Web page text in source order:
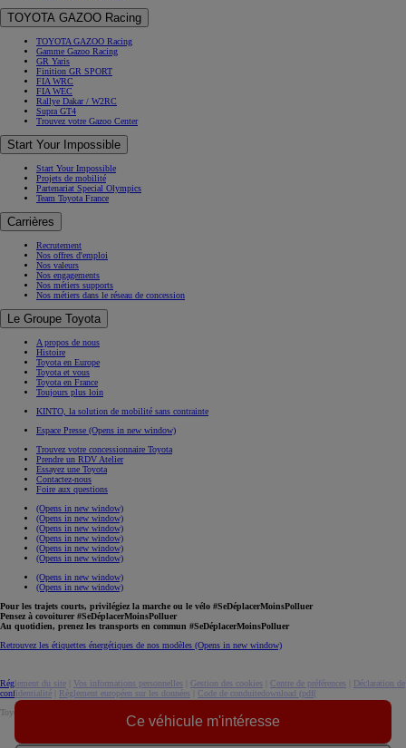
Ce véhicule m'intéresse
TOYOTA GAZOO Racing
TOYOTA GAZOO Racing
Gamme Gazoo Racing
GR Yaris
Finition GR SPORT
FIA WRC
FIA WEC
Rallye Dakar / W2RC
Supra GT4
Trouvez votre Gazoo Center
Start Your Impossible
Start Your Impossible
Projets de mobilité
Partenariat Special Olympics
Team Toyota France
Carrières
Recrutement
Nos offres d'emploi
Nos valeurs
Nos engagements
Nos métiers supports
Nos métiers dans le réseau de concession
Le Groupe Toyota
A propos de nous
Histoire
Toyota en Europe
Toyota et vous
Toyota en France
Toujours plus loin
KINTO, la solution de mobilité sans contrainte
Espace Presse (Opens in new window)
Trouvez votre concessionnaire Toyota
Prendre un RDV Atelier
Essayez une Toyota
Contactez-nous
Foire aux questions
(Opens in new window)
(Opens in new window)
(Opens in new window)
(Opens in new window)
(Opens in new window)
(Opens in new window)
(Opens in new window)
(Opens in new window)
Pour les trajets courts, privilégiez la marche ou le vélo #SeDéplacerMoinsPolluer
Pensez à covoiturer #SeDéplacerMoinsPolluer
Au quotidien, prenez les transports en commun #SeDéplacerMoinsPolluer
Retrouvez les étiquettes énergétiques de nos modèles (Opens in new window)
Réglement du site Vos informations personnelles Gestion des cookies Centre de préférences
Déclaration de
confidentialité
Règlement européen sur les données Code de conduitedownload (pdf(
Toyota. Tous droits réservés. © 2026